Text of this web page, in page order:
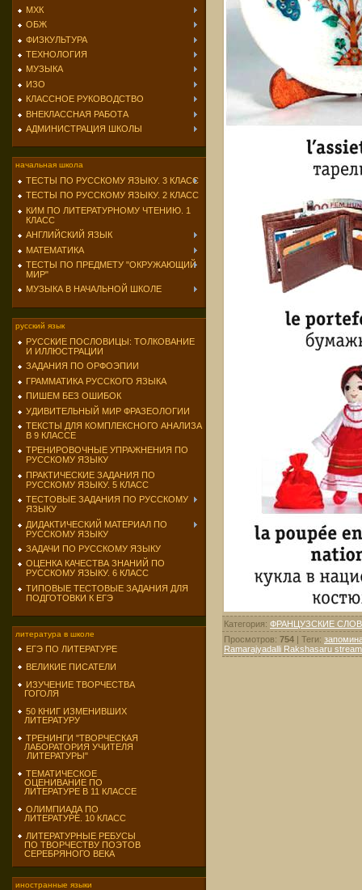
МХК
ОБЖ
ФИЗКУЛЬТУРА
ТЕХНОЛОГИЯ
МУЗЫКА
ИЗО
КЛАССНОЕ РУКОВОДСТВО
ВНЕКЛАССНАЯ РАБОТА
АДМИНИСТРАЦИЯ ШКОЛЫ
начальная школа
ТЕСТЫ ПО РУССКОМУ ЯЗЫКУ. 3 КЛАСС
ТЕСТЫ ПО РУССКОМУ ЯЗЫКУ. 2 КЛАСС
КИМ ПО ЛИТЕРАТУРНОМУ ЧТЕНИЮ. 1
КЛАСС
АНГЛИЙСКИЙ ЯЗЫК
МАТЕМАТИКА
ТЕСТЫ ПО ПРЕДМЕТУ "ОКРУЖАЮЩИЙ
МИР"
МУЗЫКА В НАЧАЛЬНОЙ ШКОЛЕ
русский язык
РУССКИЕ ПОСЛОВИЦЫ: ТОЛКОВАНИЕ
И ИЛЛЮСТРАЦИИ
ЗАДАНИЯ ПО ОРФОЭПИИ
ГРАММАТИКА РУССКОГО ЯЗЫКА
ПИШЕМ БЕЗ ОШИБОК
УДИВИТЕЛЬНЫЙ МИР ФРАЗЕОЛОГИИ
ТЕКСТЫ ДЛЯ КОМПЛЕКСНОГО АНАЛИЗА
В 9 КЛАССЕ
ТРЕНИРОВОЧНЫЕ УПРАЖНЕНИЯ ПО
РУССКОМУ ЯЗЫКУ
ПРАКТИЧЕСКИЕ ЗАДАНИЯ ПО
РУССКОМУ ЯЗЫКУ. 5 КЛАСС
ТЕСТОВЫЕ ЗАДАНИЯ ПО РУССКОМУ
ЯЗЫКУ
ДИДАКТИЧЕСКИЙ МАТЕРИАЛ ПО
РУССКОМУ ЯЗЫКУ
ЗАДАЧИ ПО РУССКОМУ ЯЗЫКУ
ОЦЕНКА КАЧЕСТВА ЗНАНИЙ ПО
РУССКОМУ ЯЗЫКУ. 6 КЛАСС
ТИПОВЫЕ ТЕСТОВЫЕ ЗАДАНИЯ ДЛЯ
ПОДГОТОВКИ К ЕГЭ
литература в школе
ЕГЭ ПО ЛИТЕРАТУРЕ
ВЕЛИКИЕ ПИСАТЕЛИ
ИЗУЧЕНИЕ ТВОРЧЕСТВА
ГОГОЛЯ
50 КНИГ ИЗМЕНИВШИХ
ЛИТЕРАТУРУ
ТРЕНИНГИ "ТВОРЧЕСКАЯ
ЛАБОРАТОРИЯ УЧИТЕЛЯ
ЛИТЕРАТУРЫ"
ТЕМАТИЧЕСКОЕ
ОЦЕНИВАНИЕ ПО
ЛИТЕРАТУРЕ В 11 КЛАССЕ
ОЛИМПИАДА ПО
ЛИТЕРАТУРЕ. 10 КЛАСС
ЛИТЕРАТУРНЫЕ РЕБУСЫ
ПО ТВОРЧЕСТВУ ПОЭТОВ
СЕРЕБРЯНОГО ВЕКА
иностранные языки
Категория: ФРАНЦУЗСКИЕ
Просмотров: 754 | Теги:
Ramarajyadalli Rakshasaru stream